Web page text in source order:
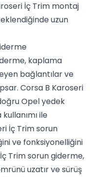
İç Trim montaj
uzun
kaplama
bağlantılar ve
Corsa B Karoseri
Opel yedek
ile
İç Trim sorun
ve fonksiyonelliğini
Trim sorun giderme,
uzatır ve sürüş